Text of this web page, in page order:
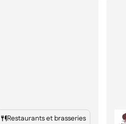
Restaurants et brasseries